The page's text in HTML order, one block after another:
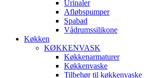
Urinaler
Afløbspumper
Spabad
Vådrumssilikone
Køkken
KØKKENVASK
Køkkenarmaturer
Køkkenvaske
Tilbehør til køkkenvaske